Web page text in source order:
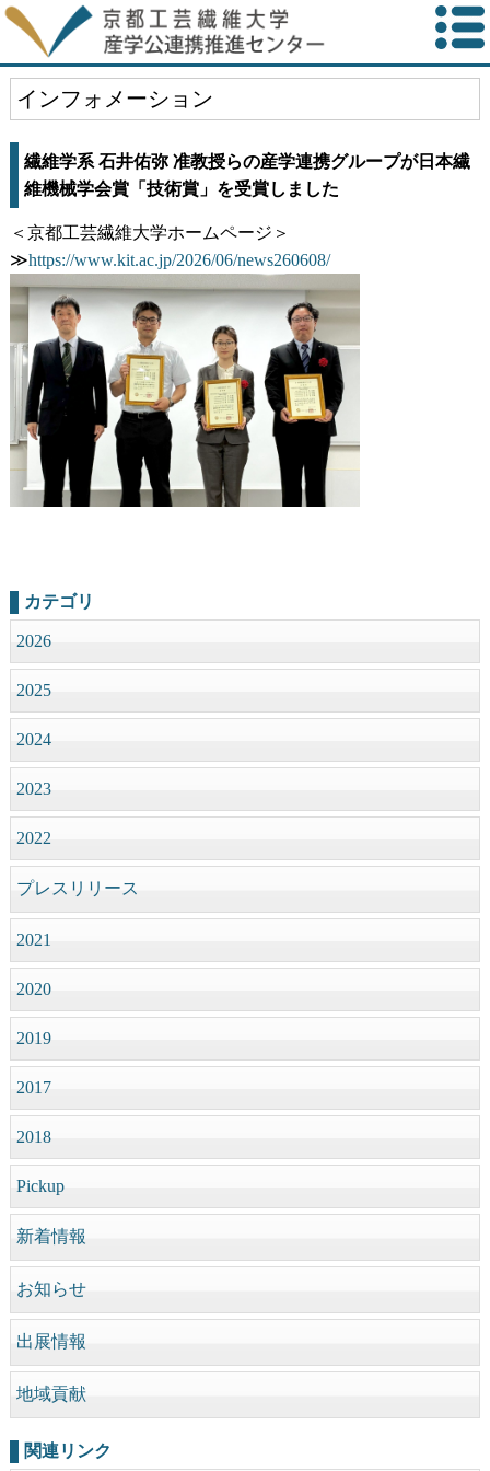
インフォメーション
繊維学系 石井佑弥 准教授らの産学連携グループが日本繊
維機械学会賞「技術賞」を受賞しました
＜京都工芸繊維大学ホームページ＞
≫https://www.kit.ac.jp/2026/06/news260608/
カテゴリ
2026
2025
2024
2023
2022
プレスリリース
2021
2020
2019
2017
2018
Pickup
新着情報
お知らせ
出展情報
地域貢献
関連リンク